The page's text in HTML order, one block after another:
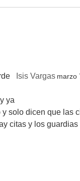
Isis Vargas marzo
ya
solo dicen que las
citas y los guardias